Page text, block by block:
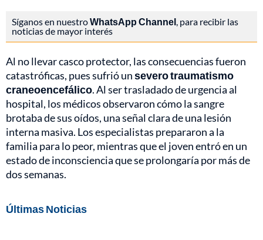
Síganos en nuestroWhatsApp Channel, para recibir las
noticias de mayor interés
Al no llevar casco protector, las consecuencias fueron
catastróficas, pues sufrió unsevero traumatismo
craneoencefálico. Al ser trasladado de urgencia al
hospital, los médicos observaron cómo la sangre
brotaba de sus oídos, una señal clara de una lesión
interna masiva. Los especialistas prepararon a la
familia para lo peor, mientras que el joven entró en un
estado de inconsciencia que se prolongaría por más de
dos semanas.
Últimas Noticias